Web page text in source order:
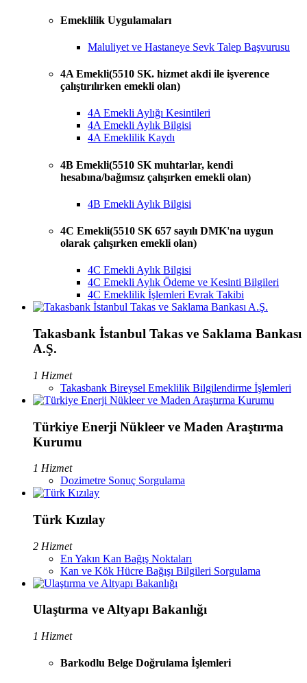
Emeklilik Uygulamaları
Maluliyet ve Hastaneye Sevk Talep Başvurusu
4A Emekli(5510 SK. hizmet akdi ile işverence
çalıştırılırken emekli olan)
4A Emekli Aylığı Kesintileri
4A Emekli Aylık Bilgisi
4A Emeklilik Kaydı
4B Emekli(5510 SK muhtarlar, kendi
hesabına/bağımsız çalışırken emekli olan)
4B Emekli Aylık Bilgisi
4C Emekli(5510 SK 657 sayılı DMK'na uygun
olarak çalışırken emekli olan)
4C Emekli Aylık Bilgisi
4C Emekli Aylık Ödeme ve Kesinti Bilgileri
4C Emeklilik İşlemleri Evrak Takibi
Takasbank İstanbul Takas ve Saklama Bankası
A.Ş.
1 Hizmet
Takasbank Bireysel Emeklilik Bilgilendirme İşlemleri
Türkiye Enerji Nükleer ve Maden Araştırma
Kurumu
1 Hizmet
Dozimetre Sonuç Sorgulama
Türk Kızılay
2 Hizmet
En Yakın Kan Bağış Noktaları
Kan ve Kök Hücre Bağışı Bilgileri Sorgulama
Ulaştırma ve Altyapı Bakanlığı
1 Hizmet
Barkodlu Belge Doğrulama İşlemleri